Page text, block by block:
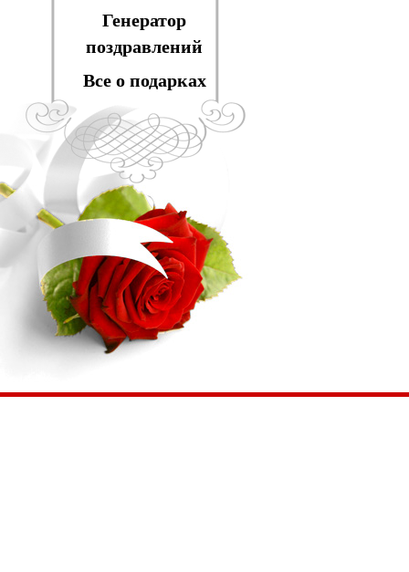
Генератор
поздравлений
Все о подарках